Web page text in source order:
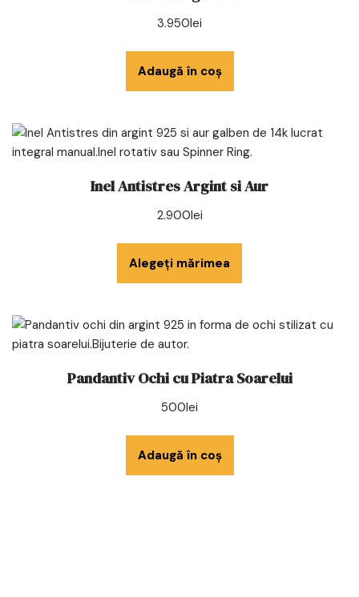
3.950lei
Adaugă în coș
Inel Antistres Argint si Aur
2.900lei
Alegeți mărimea
Pandantiv Ochi cu Piatra Soarelui
500lei
Adaugă în coș